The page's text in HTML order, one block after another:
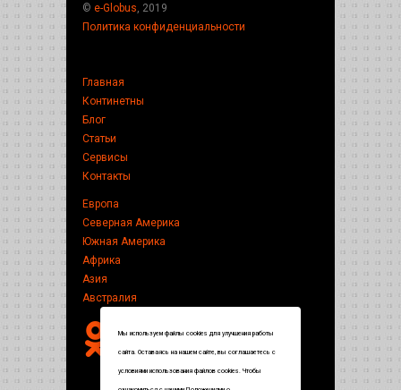
© e-Globus , 2019
Политика конфиденциальности
Главная
Континетны
Блог
Статьи
Сервисы
Контакты
Европа
Северная Америка
Южная Америка
Африка
Азия
Австралия
Мы используем файлы cookies для улучшения работы
сайта. Оставаясь на нашем сайте, вы соглашаетесь с
условиями использования файлов cookies. Чтобы